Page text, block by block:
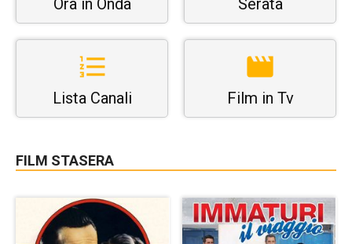
Lista Canali Film in Tv
FILM STASERA